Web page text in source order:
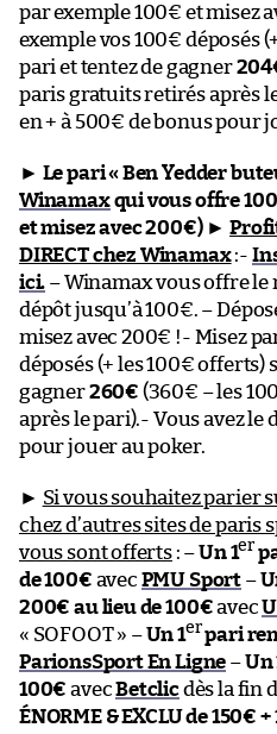
par exemple 100€ et misez
exemple vos 100€ déposés
pari et tentez de gagner
paris gratuits retirés après
en + à 500€ de bonus pour
► Le pari « Ben Yedder
Winamaxqui vous offre
et misez avec 200€)►
DIRECT chez Winamax:-
ici. – Winamax vous offre le
dépôt jusqu’à 100€. –
misez avec 200€ !- Misez
déposés (+ les 100€ offerts)
gagner260€ (360€ – les
après le pari).- Vous avez le
pour jouer au poker.
► Si vous souhaitez parier
chez d’autres sites de paris
vous sont offerts: –Un 1er
de 100€ avec PMU Sport –
200€ au lieu de 100€avec
« SOFOOT » –Un 1erpari
ParionsSport En Ligne –Un
100€ avecBetclicdès la fin
ÉNORME & EXCLU de 150€